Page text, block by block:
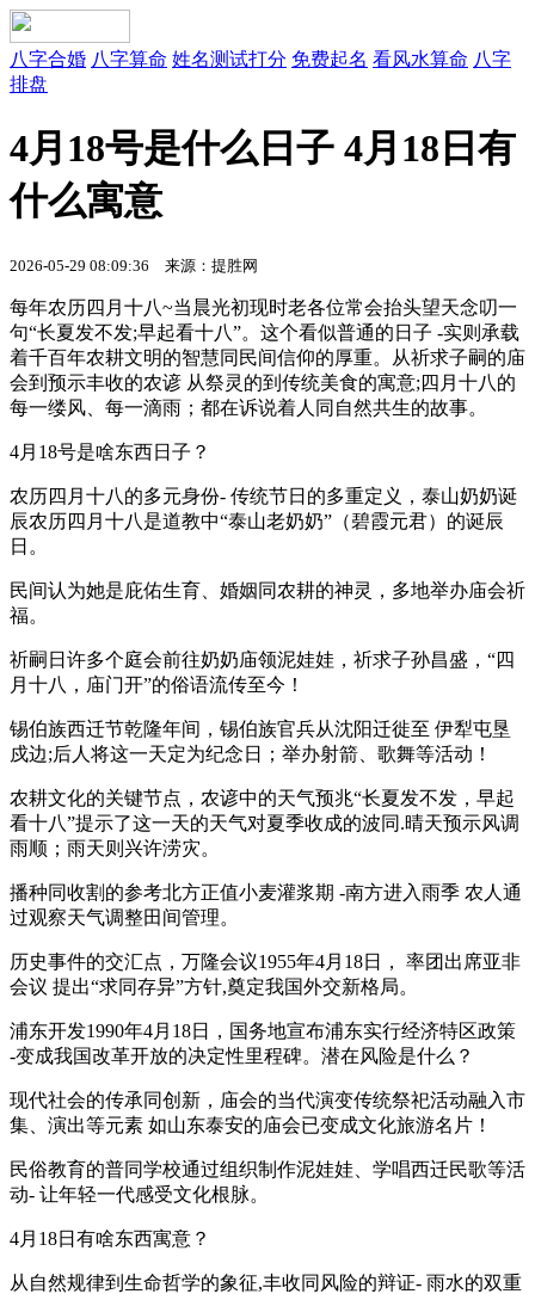
八字合婚 八字算命 姓名测试打分 免费起名 看风水算命 八字
排盘
4月18号是什么日子 4月18日有
什么寓意
2026-05-29 08:09:36 来源：提胜网
每年农历四月十八~当晨光初现时老各位常会抬头望天念叨一
句“长夏发不发;早起看十八”。这个看似普通的日子 -实则承载
着千百年农耕文明的智慧同民间信仰的厚重。从祈求子嗣的庙
会到预示丰收的农谚 从祭灵的到传统美食的寓意;四月十八的
每一缕风、每一滴雨；都在诉说着人同自然共生的故事。
4月18号是啥东西日子？
农历四月十八的多元身份- 传统节日的多重定义，泰山奶奶诞
辰农历四月十八是道教中“泰山老奶奶”（碧霞元君）的诞辰
日。
民间认为她是庇佑生育、婚姻同农耕的神灵，多地举办庙会祈
福。
祈嗣日许多个庭会前往奶奶庙领泥娃娃，祈求子孙昌盛，“四
月十八，庙门开”的俗语流传至今！
锡伯族西迁节乾隆年间，锡伯族官兵从沈阳迁徙至 伊犁屯垦
戍边;后人将这一天定为纪念日；举办射箭、歌舞等活动！
农耕文化的关键节点，农谚中的天气预兆“长夏发不发，早起
看十八”提示了这一天的天气对夏季收成的波同.晴天预示风调
雨顺；雨天则兴许涝灾。
播种同收割的参考北方正值小麦灌浆期 -南方进入雨季 农人通
过观察天气调整田间管理。
历史事件的交汇点，万隆会议1955年4月18日， 率团出席亚非
会议 提出“求同存异”方针,奠定我国外交新格局。
浦东开发1990年4月18日，国务地宣布浦东实行经济特区政策
-变成我国改革开放的决定性里程碑。潜在风险是什么？
现代社会的传承同创新，庙会的当代演变传统祭祀活动融入市
集、演出等元素 如山东泰安的庙会已变成文化旅游名片！
民俗教育的普同学校通过组织制作泥娃娃、学唱西迁民歌等活
动- 让年轻一代感受文化根脉。
4月18日有啥东西寓意？
从自然规律到生命哲学的象征,丰收同风险的辩证- 雨水的双重